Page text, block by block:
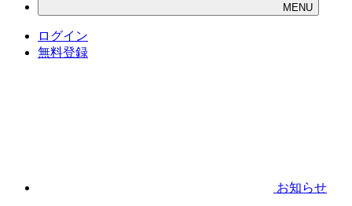
MENU
ログイン
無料登録
お知らせ